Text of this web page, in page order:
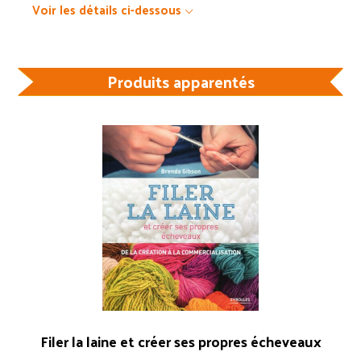
Voir les détails ci-dessous
Produits apparentés
Filer la laine et créer ses propres écheveaux